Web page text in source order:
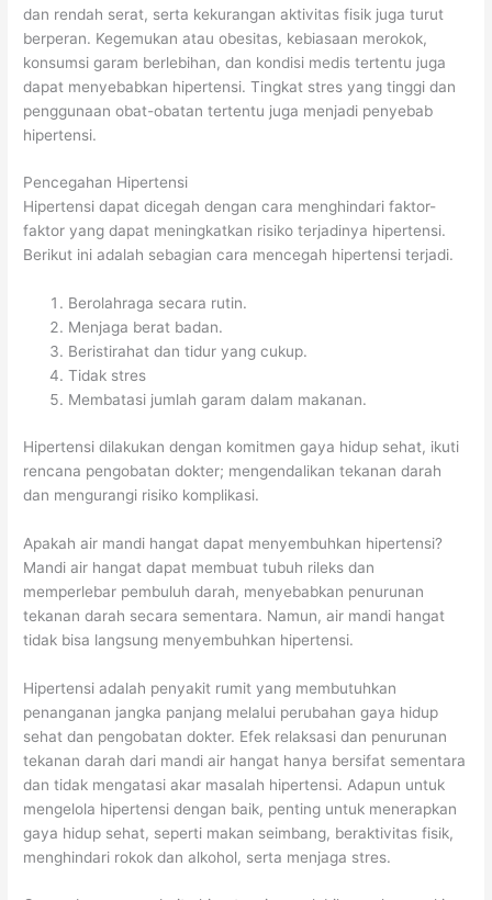
dan rendah serat, serta kekurangan aktivitas fisik juga turut
berperan. Kegemukan atau obesitas, kebiasaan merokok,
konsumsi garam berlebihan, dan kondisi medis tertentu juga
dapat menyebabkan hipertensi. Tingkat stres yang tinggi dan
penggunaan obat-obatan tertentu juga menjadi penyebab
hipertensi.
Pencegahan Hipertensi
Hipertensi dapat dicegah dengan cara menghindari faktor-
faktor yang dapat meningkatkan risiko terjadinya hipertensi.
Berikut ini adalah sebagian cara mencegah hipertensi terjadi.
Berolahraga secara rutin.
Menjaga berat badan.
Beristirahat dan tidur yang cukup.
Tidak stres
Membatasi jumlah garam dalam makanan.
Hipertensi dilakukan dengan komitmen gaya hidup sehat, ikuti
rencana pengobatan dokter; mengendalikan tekanan darah
dan mengurangi risiko komplikasi.
Apakah air mandi hangat dapat menyembuhkan hipertensi?
Mandi air hangat dapat membuat tubuh rileks dan
memperlebar pembuluh darah, menyebabkan penurunan
tekanan darah secara sementara. Namun, air mandi hangat
tidak bisa langsung menyembuhkan hipertensi.
Hipertensi adalah penyakit rumit yang membutuhkan
penanganan jangka panjang melalui perubahan gaya hidup
sehat dan pengobatan dokter. Efek relaksasi dan penurunan
tekanan darah dari mandi air hangat hanya bersifat sementara
dan tidak mengatasi akar masalah hipertensi. Adapun untuk
mengelola hipertensi dengan baik, penting untuk menerapkan
gaya hidup sehat, seperti makan seimbang, beraktivitas fisik,
menghindari rokok dan alkohol, serta menjaga stres.